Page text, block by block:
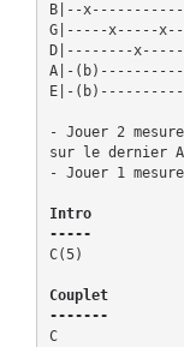
B|--
G|-----x-----
D|--------
A|-
E|-
- Jouer 2
sur le dernier
- Jouer 1
Intro
-----
C(5)
Couplet
-------
C